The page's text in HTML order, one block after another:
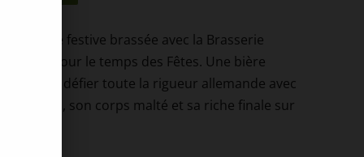
rousse festive brassée avec la Brasserie
pour le temps des Fêtes. Une bière
et de défier toute la rigueur allemande avec
son corps malté et sa riche finale sur